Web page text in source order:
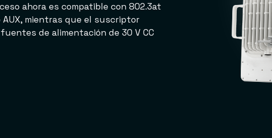
ahora es compatible con 802.3at
mientras que el suscriptor
de alimentación de 30 V CC